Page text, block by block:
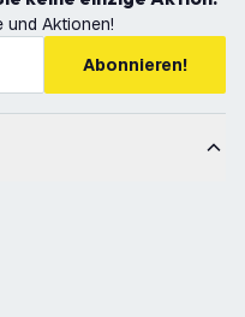
und Aktionen!
Abonnieren!